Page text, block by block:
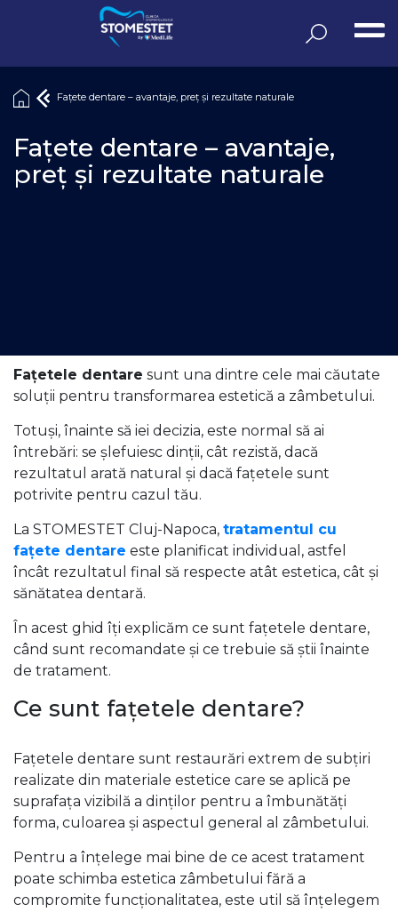
Fațete dentare – avantaje, preț și rezultate naturale
Fațete dentare – avantaje,
preț și rezultate naturale
Fațetele dentare sunt una dintre cele mai căutate
soluții pentru transformarea estetică a zâmbetului.
Totuși, înainte să iei decizia, este normal să ai
întrebări: se șlefuiesc dinții, cât rezistă, dacă
rezultatul arată natural și dacă fațetele sunt
potrivite pentru cazul tău.
La STOMESTET Cluj-Napoca, tratamentul cu
fațete dentare este planificat individual, astfel
încât rezultatul final să respecte atât estetica, cât și
sănătatea dentară.
În acest ghid îți explicăm ce sunt fațetele dentare,
când sunt recomandate și ce trebuie să știi înainte
de tratament.
Ce sunt fațetele dentare?
Fațetele dentare sunt restaurări extrem de subțiri
realizate din materiale estetice care se aplică pe
suprafața vizibilă a dinților pentru a îmbunătăți
forma, culoarea și aspectul general al zâmbetului.
Pentru a înțelege mai bine de ce acest tratament
poate schimba estetica zâmbetului fără a
compromite funcționalitatea, este util să înțelegem